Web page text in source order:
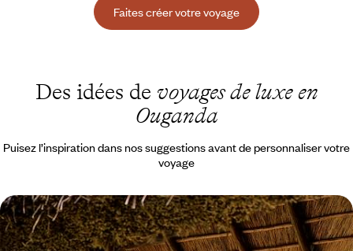
Faites créer votre voyage
Des idées de voyages de luxe en
Ouganda
Puisez l’inspiration dans nos suggestions avant de personnaliser votre
voyage
Flying Ouganda - Nil, grands singes et lodges de
caractère